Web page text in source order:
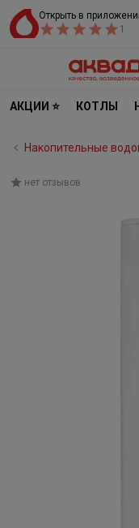
Открыть в
1
АКЦИИ ⭐ КОТЛЫ
Накопительные
нет отзывов